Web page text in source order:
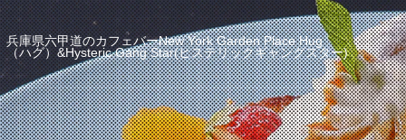
兵庫県六甲道のカフェバーNew York Garden Place Hug
（ハグ）&Hysteric Gang Star(ヒステリックギャングスター)